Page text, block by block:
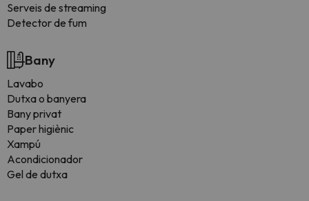
Serveis de streaming
Detector de fum
Bany
Lavabo
Dutxa o banyera
Bany privat
Paper higiènic
Xampú
Acondicionador
Gel de dutxa